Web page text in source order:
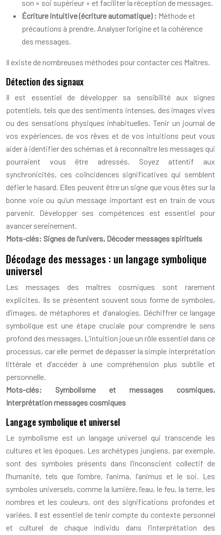
son « soi supérieur » et faciliter la réception de messages.
Écriture intuitive (écriture automatique) : Méthode et
précautions à prendre. Analyser l’origine et la cohérence
des messages.
Il existe de nombreuses méthodes pour contacter ces Maîtres.
Détection des signaux
Il est essentiel de développer sa sensibilité aux signes
potentiels, tels que des sentiments intenses, des images vives
ou des sensations physiques inhabituelles. Tenir un journal de
vos expériences, de vos rêves et de vos intuitions peut vous
aider à identifier des schémas et à reconnaître les messages qui
pourraient vous être adressés. Soyez attentif aux
synchronicités, ces coïncidences significatives qui semblent
défier le hasard. Elles peuvent être un signe que vous êtes sur la
bonne voie ou qu’un message important est en train de vous
parvenir. Développer ses compétences est essentiel pour
avancer sereinement.
Mots-clés: Signes de l’univers, Décoder messages spirituels
Décodage des messages : un langage symbolique
universel
Les messages des maîtres cosmiques sont rarement
explicites. Ils se présentent souvent sous forme de symboles,
d’images, de métaphores et d’analogies. Déchiffrer ce langage
symbolique est une étape cruciale pour comprendre le sens
profond des messages. L’intuition joue un rôle essentiel dans ce
processus, car elle permet de dépasser la simple interprétation
littérale et d’accéder à une compréhension plus subtile et
personnelle.
Mots-clés: Symbolisme et messages cosmiques,
Interprétation messages cosmiques
Langage symbolique et universel
Le symbolisme est un langage universel qui transcende les
cultures et les époques. Les archétypes jungiens, par exemple,
sont des symboles présents dans l’inconscient collectif de
l’humanité, tels que l’ombre, l’anima, l’animus et le soi. Les
symboles universels, comme la lumière, l’eau, le feu, la terre, les
nombres et les couleurs, ont des significations profondes et
variées. Il est essentiel de tenir compte du contexte personnel
et culturel de chaque individu dans l’interprétation des